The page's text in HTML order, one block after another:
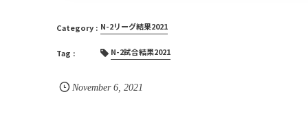
N-2リーグ結果2021
N-2試合結果2021
November 6 ,2021